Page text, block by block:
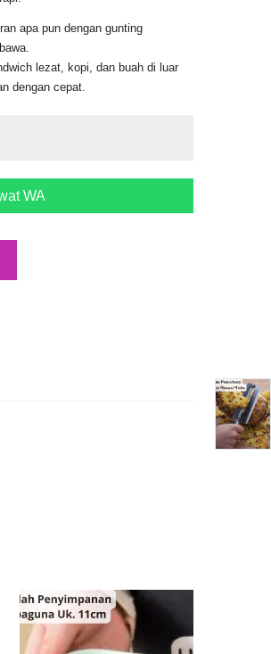
apa pun dengan gunting
lezat, kopi, dan buah di luar
dengan cepat.
WA